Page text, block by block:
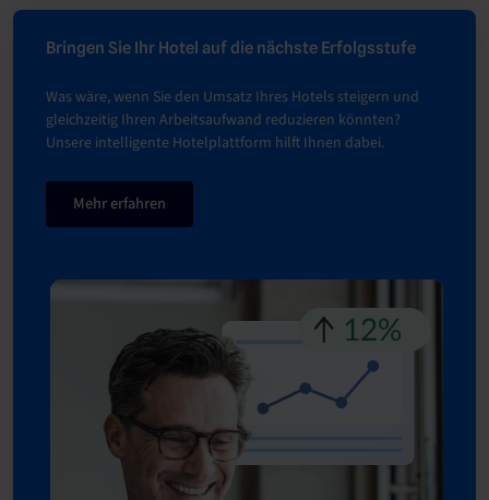
Bringen Sie Ihr Hotel auf die nächste Erfolgsstufe
Was wäre, wenn Sie den Umsatz Ihres Hotels steigern und
gleichzeitig Ihren Arbeitsaufwand reduzieren könnten?
Unsere intelligente Hotelplattform hilft Ihnen dabei.
Mehr erfahren